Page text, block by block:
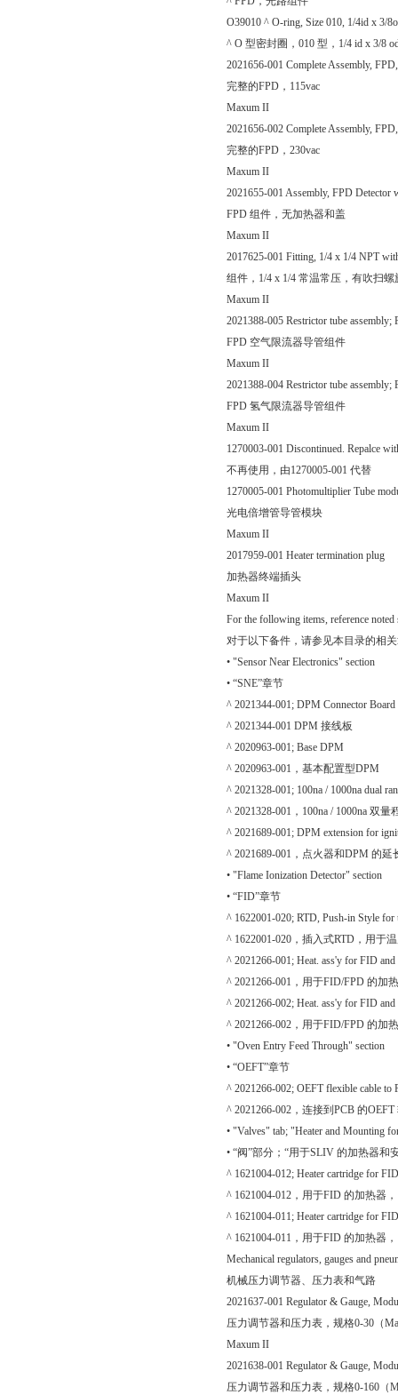
O39010 ^ O-ring, Size 010, 1/4id x 3/
^ O 型密封圈，010 型，1/4 id x 3/8
2021656-001 Complete Assembly,
完整的FPD，115vac
Maxum II
2021656-002 Complete Assembly,
完整的FPD，230vac
Maxum II
2021655-001 Assembly, FPD Detector
FPD 组件，无加热器和盖
Maxum II
2017625-001 Fitting, 1/4 x 1/4 NPT
组件，1/4 x 1/4 常温常压，有吹扫螺
Maxum II
2021388-005 Restrictor tube assembly;
FPD 空气限流器导管组件
Maxum II
2021388-004 Restrictor tube assembly;
FPD 氢气限流器导管组件
Maxum II
1270003-001 Discontinued. Repalce
不再使用，由1270005-001 代替
1270005-001 Photomultiplier Tube
光电倍增管导管模块
Maxum II
2017959-001 Heater termination plug
加热器终端插头
Maxum II
For the following items, reference noted
对于以下备件，请参见本目录的相
• "Sensor Near Electronics" section
• “SNE”章节
^ 2021344-001; DPM Connector Board
^ 2021344-001 DPM 接线板
^ 2020963-001; Base DPM
^ 2020963-001，基本配置型DPM
^ 2021328-001; 100na / 1000na dual
^ 2021328-001，100na / 1000na 双量
^ 2021689-001; DPM extension for
^ 2021689-001，点火器和DPM 的延
• "Flame Ionization Detector" section
• “FID”章节
^ 1622001-020; RTD, Push-in Style for
^ 1622001-020，插入式RTD，用于
^ 2021266-001; Heat. ass'y for FID
^ 2021266-001，用于FID/FPD 的加
^ 2021266-002; Heat. ass'y for FID
^ 2021266-002，用于FID/FPD 的加
• "Oven Entry Feed Through" section
• “OEFT”章节
^ 2021266-002; OEFT flexible cable to
^ 2021266-002，连接到PCB 的
• "Valves" tab; "Heater and Mounting
• “阀”部分；“用于SLIV 的加热器和
^ 1621004-012; Heater cartridge for
^ 1621004-012，用于FID 的加热器
^ 1621004-011; Heater cartridge for
^ 1621004-011，用于FID 的加热器
Mechanical regulators, gauges and
机械压力调节器、压力表和气路
2021637-001 Regulator & Gauge,
压力调节器和压力表，规格0-30（
Maxum II
2021638-001 Regulator & Gauge,
压力调节器和压力表，规格0-160（